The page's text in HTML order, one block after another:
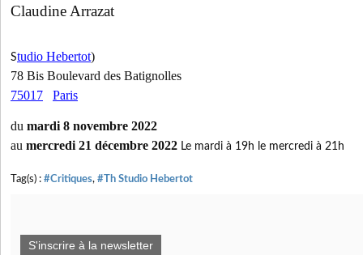
Claudine Arrazat
Studio Hebertot)
78 Bis Boulevard des Batignolles
75017
Paris
du mardi 8 novembre 2022
au mercredi 21 décembre 2022 Le mardi à 19h le mercredi à 21h
Tag(s) : #Critiques, #Th Studio Hebertot
S'inscrire à la newsletter